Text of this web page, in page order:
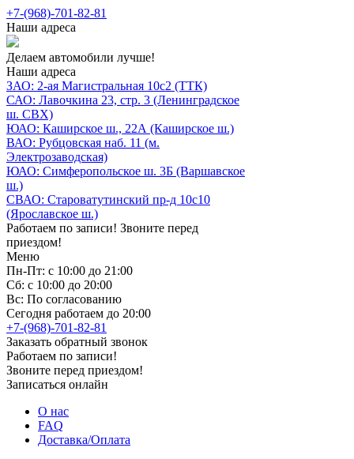
+7-(968)-701-82-81
Наши адреса
Делаем автомобили лучше!
Наши адреса
ЗАО: 2-ая Магистральная 10с2 (ТТК)
САО: Лавочкина 23, стр. 3 (Ленинградское
ш. СВХ)
ЮАО: Каширское ш., 22А (Каширское ш.)
ВАО: Рубцовская наб. 11 (м.
Электрозаводская)
ЮАО: Симферопольское ш. 3Б (Варшавское
ш.)
СВАО: Староватутинский пр-д 10с10
(Ярославское ш.)
Работаем по записи! Звоните перед
приездом!
Меню
Пн-Пт: с 10:00 до 21:00
Сб: с 10:00 до 20:00
Вс: По согласованию
Сегодня работаем до 20:00
+7-(968)-701-82-81
Заказать обратный звонок
Работаем по записи!
Звоните перед приездом!
Записаться онлайн
О нас
FAQ
Доставка/Оплата